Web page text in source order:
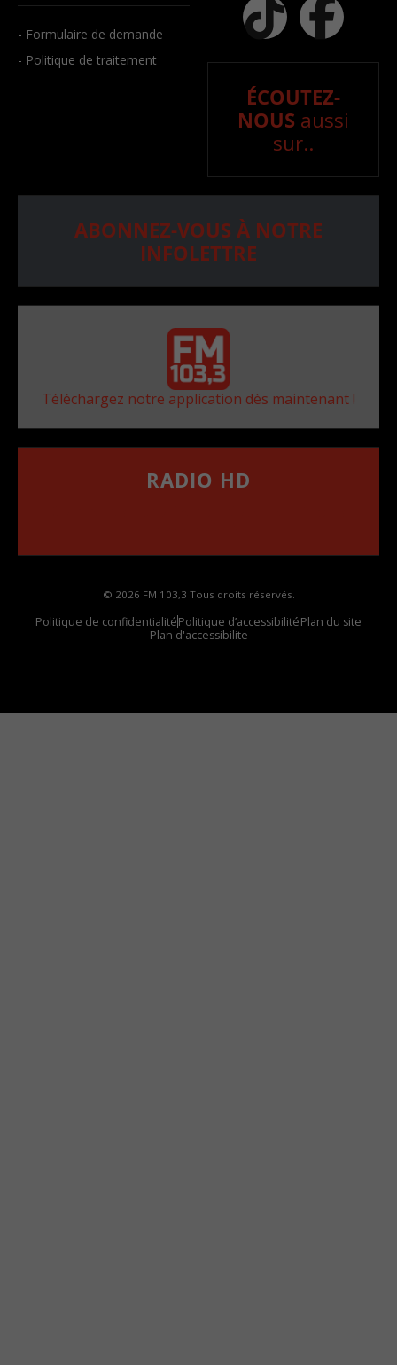
- Formulaire de demande
- Politique de traitement
ÉCOUTEZ-
NOUS aussi
sur..
ABONNEZ-VOUS À NOTRE
INFOLETTRE
Téléchargez notre application dès maintenant !
RADIO HD
© 2026 FM 103,3 Tous droits réservés.
Politique de confidentialitéPolitique d’accessibilitéPlan du site
Plan d'accessibilite